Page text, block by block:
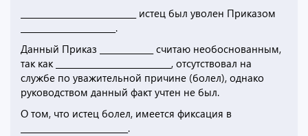
____________________________ истец был уволен Приказом
_______________________.
Данный Приказ _____________ считаю необоснованным,
так как ____________________________, отсутствовал на
службе по уважительной причине (болел), однако
руководством данный факт учтен не был.
О том, что истец болел, имеется фиксация в
__________________________.